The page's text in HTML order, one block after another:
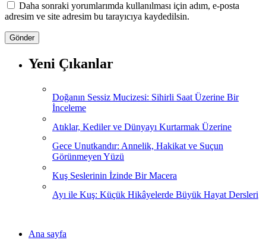
Daha sonraki yorumlarımda kullanılması için adım, e-posta
adresim ve site adresim bu tarayıcıya kaydedilsin.
Yeni Çıkanlar
Doğanın Sessiz Mucizesi: Sihirli Saat Üzerine Bir
İnceleme
Atıklar, Kediler ve Dünyayı Kurtarmak Üzerine
Gece Unutkandır: Annelik, Hakikat ve Suçun
Görünmeyen Yüzü
Kuş Seslerinin İzinde Bir Macera
Ayı ile Kuş: Küçük Hikâyelerde Büyük Hayat Dersleri
Ana sayfa